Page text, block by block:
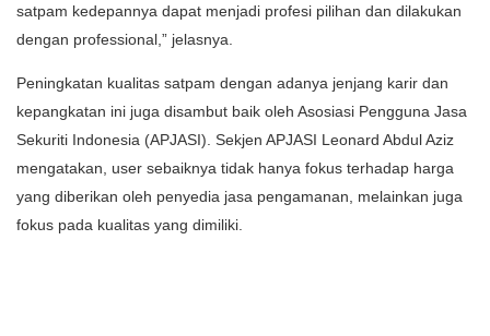
satpam kedepannya dapat menjadi profesi pilihan dan dilakukan
dengan professional,” jelasnya.
Peningkatan kualitas satpam dengan adanya jenjang karir dan
kepangkatan ini juga disambut baik oleh Asosiasi Pengguna Jasa
Sekuriti Indonesia (APJASI). Sekjen APJASI Leonard Abdul Aziz
mengatakan, user sebaiknya tidak hanya fokus terhadap harga
yang diberikan oleh penyedia jasa pengamanan, melainkan juga
fokus pada kualitas yang dimiliki.